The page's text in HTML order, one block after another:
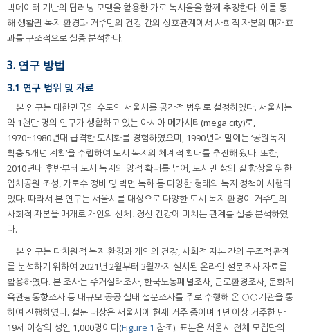
빅데이터 기반의 딥러닝 모델을 활용한 가로 녹시율을 함께 추정한다. 이를 통
해 생활권 녹지 환경과 거주민의 건강 간의 상호관계에서 사회적 자본의 매개효
과를 구조적으로 실증 분석한다.
3. 연구 방법
3.1 연구 범위 및 자료
본 연구는 대한민국의 수도인 서울시를 공간적 범위로 설정하였다. 서울시는
약 1천만 명의 인구가 생활하고 있는 아시아 메가시티(mega city)로,
1970~1980년대 급격한 도시화를 경험하였으며, 1990년대 말에는 ‘공원녹지
확충 5개년 계획’을 수립하여 도시 녹지의 체계적 확대를 추진해 왔다. 또한,
2010년대 후반부터 도시 녹지의 양적 확대를 넘어, 도시민 삶의 질 향상을 위한
입체공원 조성, 가로수 정비 및 벽면 녹화 등 다양한 형태의 녹지 정책이 시행되
었다. 따라서 본 연구는 서울시를 대상으로 다양한 도시 녹지 환경이 거주민의
사회적 자본을 매개로 개인의 신체․정신 건강에 미치는 관계를 실증 분석하였
다.
본 연구는 다차원적 녹지 환경과 개인의 건강, 사회적 자본 간의 구조적 관계
를 분석하기 위하여 2021년 2월부터 3월까지 실시된 온라인 설문조사 자료를
활용하였다. 본 조사는 주거실태조사, 한국노동패널조사, 근로환경조사, 문화체
육관광동향조사 등 대규모 공공 실태 설문조사를 주로 수행해 온 ○○기관을 통
하여 진행하였다. 설문 대상은 서울시에 현재 거주 중이며 1년 이상 거주한 만
19세 이상의 성인 1,000명이다(Figure 1 참조). 표본은 서울시 전체 모집단의